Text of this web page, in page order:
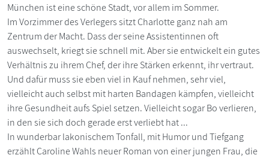
München ist eine schöne Stadt, vor allem im Sommer.
Im Vorzimmer des Verlegers sitzt Charlotte ganz nah am
Zentrum der Macht. Dass der seine Assistentinnen oft
auswechselt, kriegt sie schnell mit. Aber sie entwickelt ein gutes
Verhältnis zu ihrem Chef, der ihre Stärken erkennt, ihr vertraut.
Und dafür muss sie eben viel in Kauf nehmen, sehr viel,
vielleicht auch selbst mit harten Bandagen kämpfen, vielleicht
ihre Gesundheit aufs Spiel setzen. Vielleicht sogar Bo verlieren,
in den sie sich doch gerade erst verliebt hat ...
In wunderbar lakonischem Tonfall, mit Humor und Tiefgang
erzählt Caroline Wahls neuer Roman von einer jungen Frau, die